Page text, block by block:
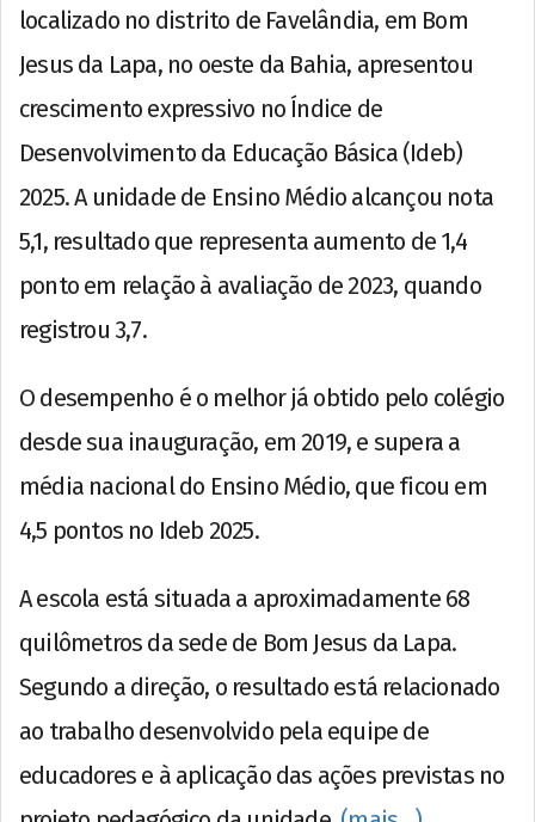
localizado no distrito de Favelândia, em Bom
Jesus da Lapa, no oeste da Bahia, apresentou
crescimento expressivo no Índice de
Desenvolvimento da Educação Básica (Ideb)
2025. A unidade de Ensino Médio alcançou nota
5,1, resultado que representa aumento de 1,4
ponto em relação à avaliação de 2023, quando
registrou 3,7.
O desempenho é o melhor já obtido pelo colégio
desde sua inauguração, em 2019, e supera a
média nacional do Ensino Médio, que ficou em
4,5 pontos no Ideb 2025.
A escola está situada a aproximadamente 68
quilômetros da sede de Bom Jesus da Lapa.
Segundo a direção, o resultado está relacionado
ao trabalho desenvolvido pela equipe de
educadores e à aplicação das ações previstas no